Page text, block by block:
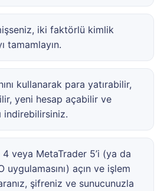
iki faktörlü kimlik
tamamlayın.
kullanarak para yatırabilir,
yeni hesap açabilir ve
indirebilirsiniz.
veya MetaTrader 5’i (ya da
uygulamasını) açın ve işlem
şifreniz ve sunucunuzla